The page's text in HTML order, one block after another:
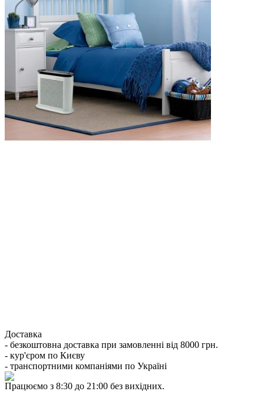
Доставка
- безкоштовна доставка при замовленні від 8000 грн.
- кур'єром по Києву
- транспортними компаніями по Україні
Працюємо з 8:30 до 21:00 без вихідних.